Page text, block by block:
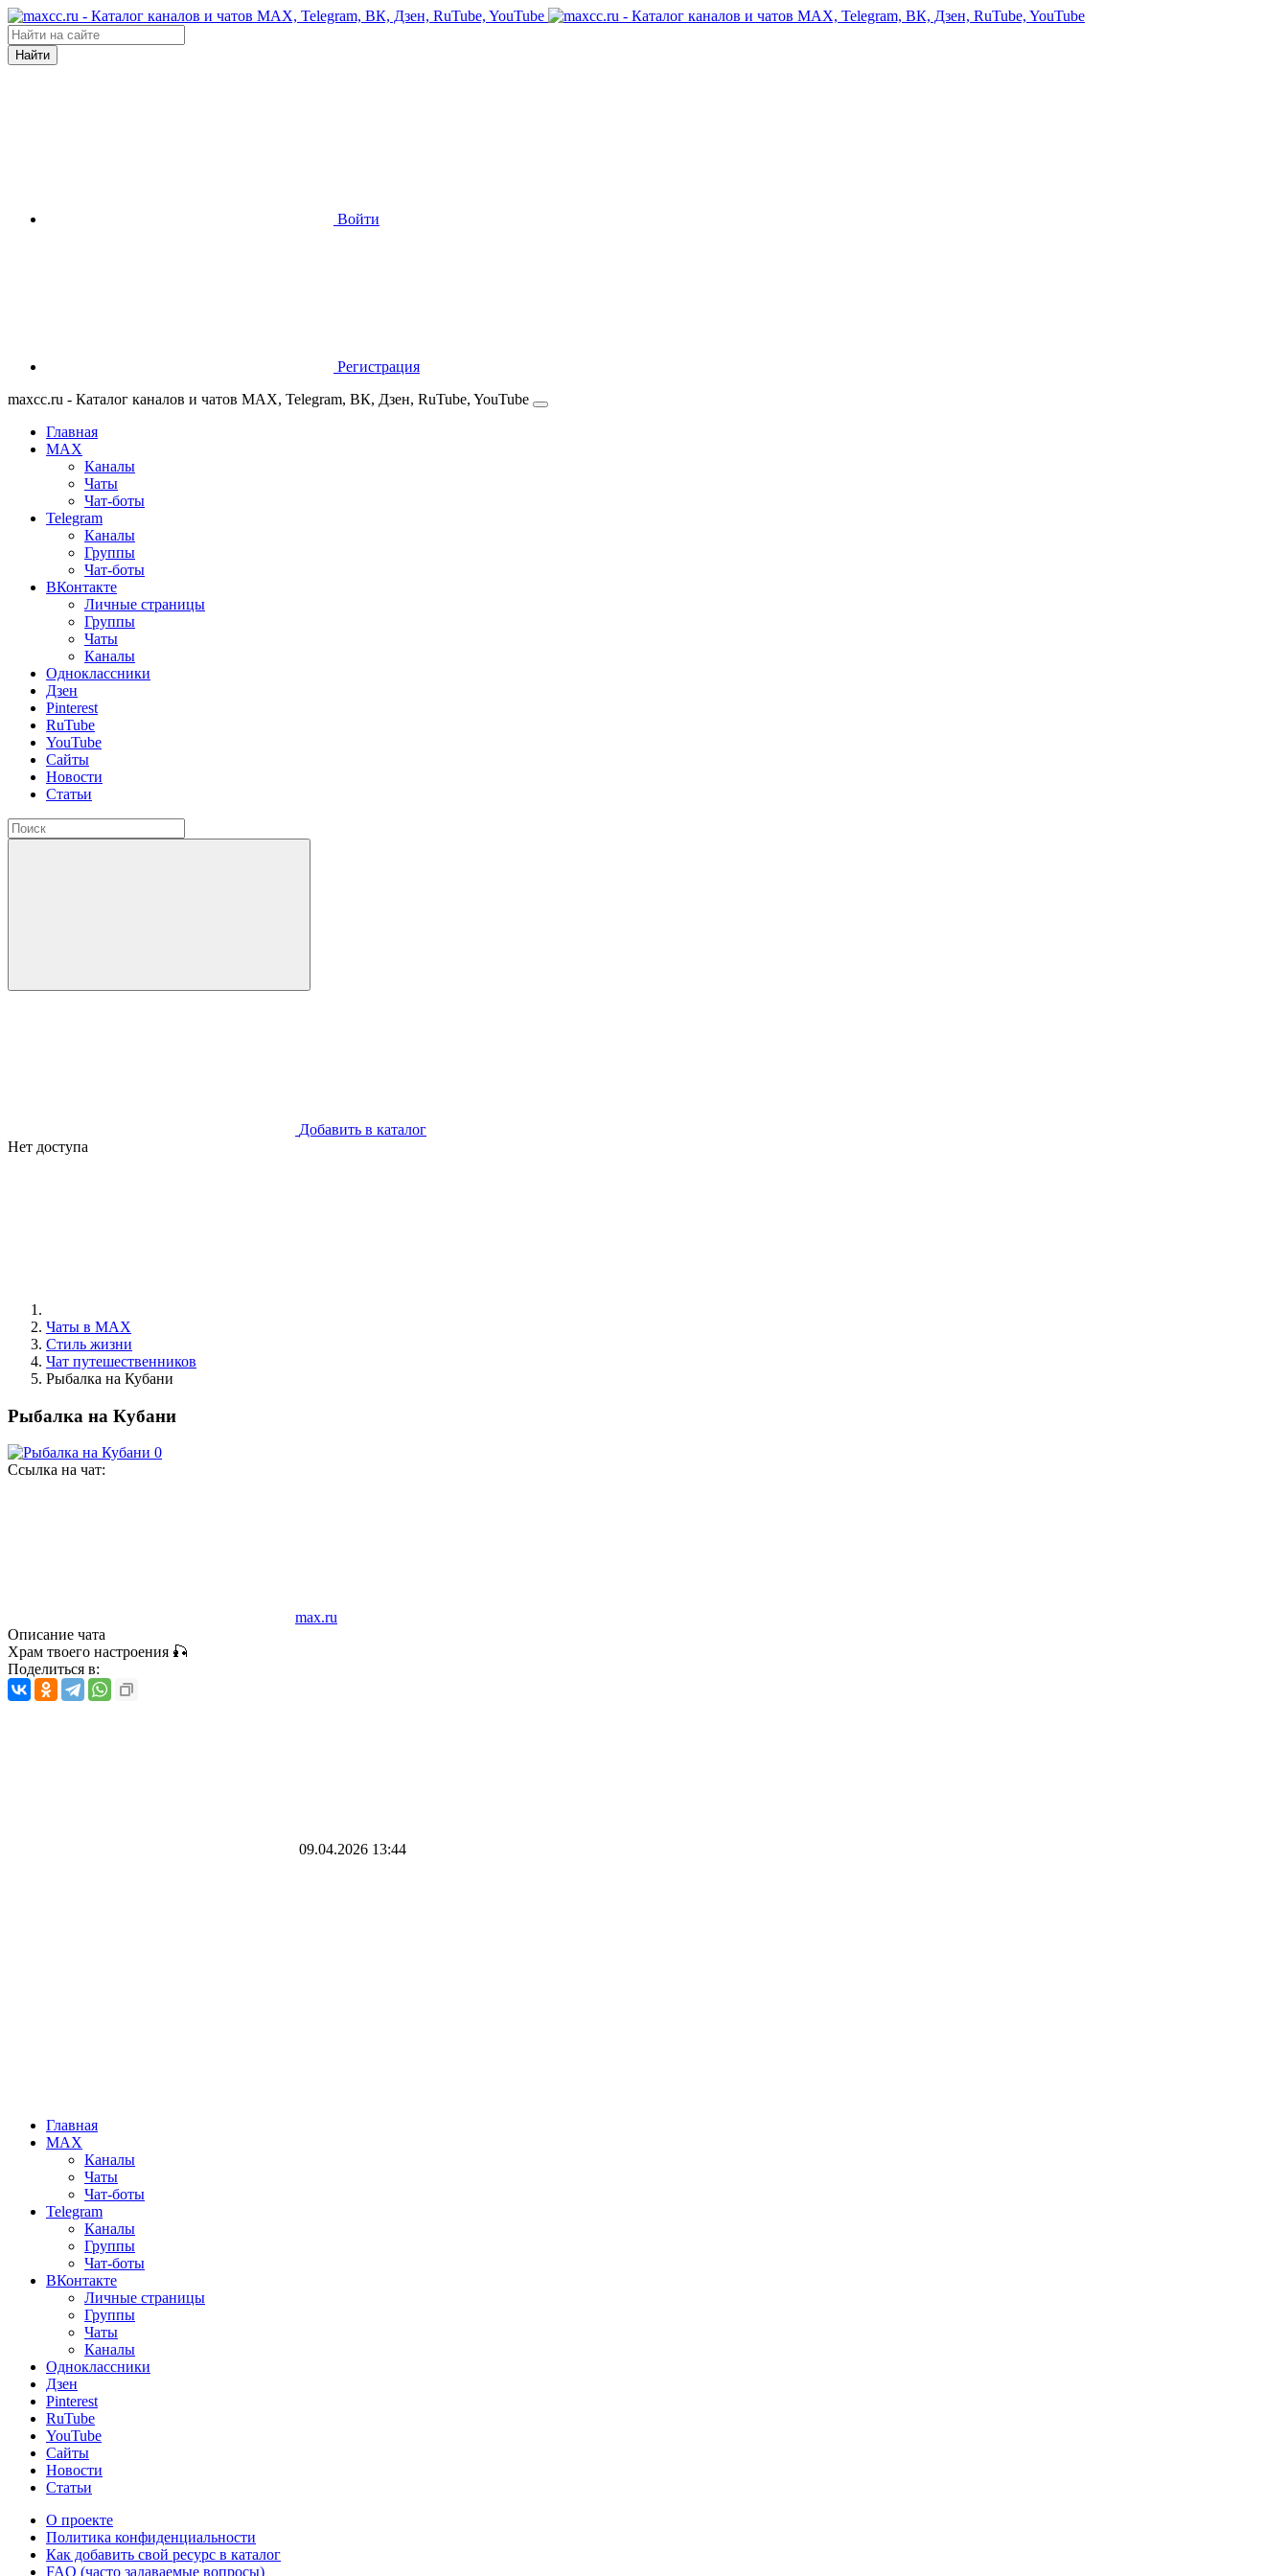
Найти
Войти
Регистрация
maxcc.ru - Каталог каналов и чатов MAX, Telegram, ВК, Дзен, RuTube, YouTube
Главная
MAX
Каналы
Чаты
Чат-боты
Telegram
Каналы
Группы
Чат-боты
ВКонтакте
Личные страницы
Группы
Чаты
Каналы
Одноклассники
Дзен
Pinterest
RuTube
YouTube
Сайты
Новости
Статьи
Добавить в каталог
Нет доступа
Чаты в MAX
Стиль жизни
Чат путешественников
Рыбалка на Кубани
Рыбалка на Кубани
Ссылка на чат:
max.ru
Описание чата
Храм твоего настроения 🎣
Поделиться в:
09.04.2026 13:44
Главная
MAX
Каналы
Чаты
Чат-боты
Telegram
Каналы
Группы
Чат-боты
ВКонтакте
Личные страницы
Группы
Чаты
Каналы
Одноклассники
Дзен
Pinterest
RuTube
YouTube
Сайты
Новости
Статьи
О проекте
Политика конфиденциальности
Как добавить свой ресурс в каталог
FAQ (часто задаваемые вопросы)